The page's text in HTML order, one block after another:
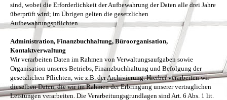
sind, wobei die Erforderlichkeit der Aufbewahrung der Daten alle drei Jahre
überprüft wird; im Übrigen gelten die gesetzlichen
Aufbewahrungspflichten.
Administration, Finanzbuchhaltung, Büroorganisation,
Kontaktverwaltung
Wir verarbeiten Daten im Rahmen von Verwaltungsaufgaben sowie
Organisation unseres Betriebs, Finanzbuchhaltung und Befolgung der
gesetzlichen Pflichten, wie z.B. der Archivierung. Hierbei verarbeiten wir
dieselben Daten, die wir im Rahmen der Erbringung unserer vertraglichen
Leistungen verarbeiten. Die Verarbeitungsgrundlagen sind Art. 6 Abs. 1 lit.